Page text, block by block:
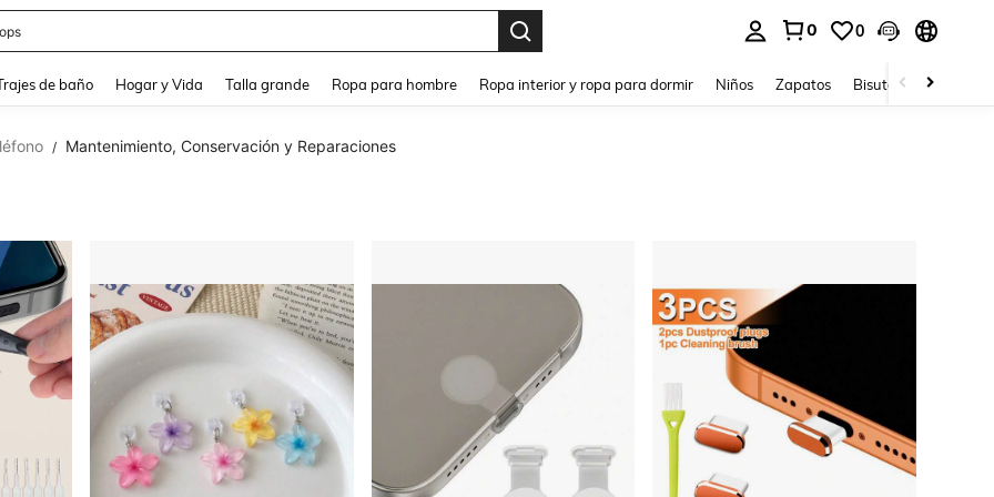
0 0
de baño Hogar y Vida Talla grande Ropa para hombre Ropa interior y ropa para dormir Niños Zapatos Bisutería Y
/ Mantenimiento, Conservación y Reparaciones